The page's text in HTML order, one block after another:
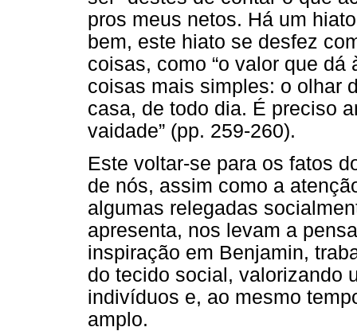
pros meus netos. Há um
bem, este hiato se desfez
coisas, como “o valor que
coisas mais simples: o olhar
casa, de todo dia. É preciso
vaidade” (pp. 259-260).
Este voltar-se para os fatos
de nós, assim como a
algumas relegadas
apresenta, nos levam a
inspiração em Benjamin,
do tecido social, valorizando
indivíduos e, ao mesmo
amplo.